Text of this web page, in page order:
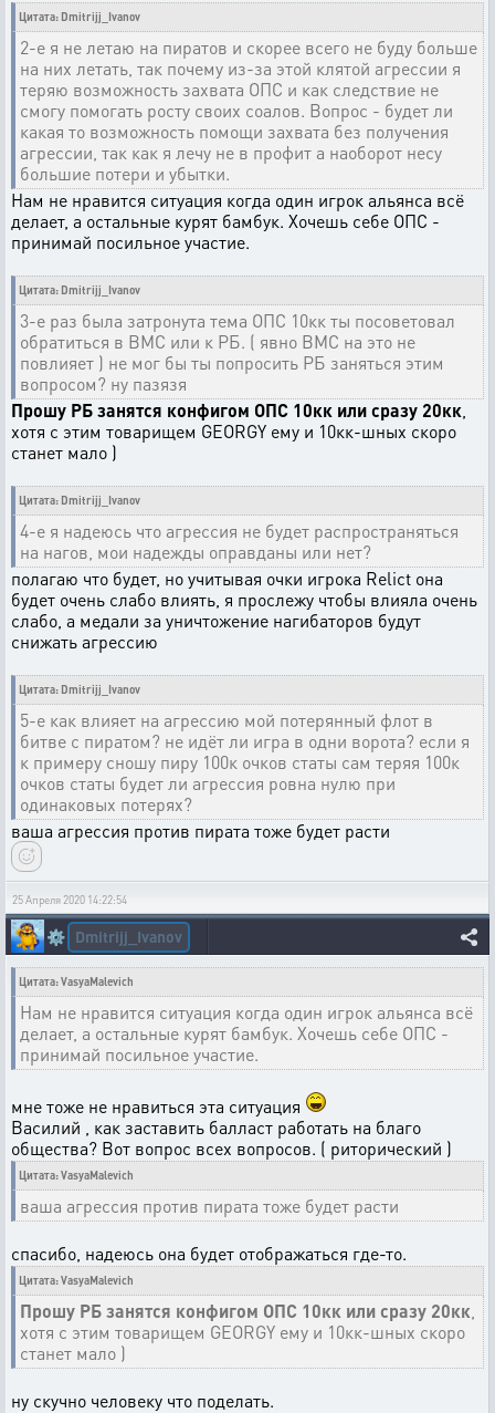
Цитата: Dmitrijj_Ivanov
2-е я не летаю на пиратов и скорее всего не буду больше
на них летать, так почему из-за этой клятой агрессии я
теряю возможность захвата ОПС и как следствие не
смогу помогать росту своих соалов. Вопрос - будет ли
какая то возможность помощи захвата без получения
агрессии, так как я лечу не в профит а наоборот несу
большие потери и убытки.
Нам не нравится ситуация когда один игрок альянса всё
делает, а остальные курят бамбук. Хочешь себе ОПС -
принимай посильное участие.
Цитата: Dmitrijj_Ivanov
3-е раз была затронута тема ОПС 10кк ты посоветовал
обратиться в ВМС или к РБ. ( явно ВМС на это не
повлияет ) не мог бы ты попросить РБ заняться этим
вопросом? ну пазязя
Прошу РБ занятся конфигом ОПС 10кк или сразу 20кк
хотя с этим товарищем GEORGY ему и 10кк-шных скоро
станет мало )
Цитата: Dmitrijj_Ivanov
4-е я надеюсь что агрессия не будет распространяться
на нагов, мои надежды оправданы или нет?
полагаю что будет, но учитывая очки игрока Relict она
будет очень слабо влиять, я прослежу чтобы влияла очень
слабо, а медали за уничтожение нагибаторов будут
снижать агрессию
Цитата: Dmitrijj_Ivanov
5-е как влияет на агрессию мой потерянный флот в
битве с пиратом? не идёт ли игра в одни ворота? если я
к примеру сношу пиру 100к очков статы сам теряя 100к
очков статы будет ли агрессия ровна нулю при
одинаковых потерях?
ваша агрессия против пирата тоже будет расти
25 Апреля 2020 14:22:54
⚙️ Dmitrijj_Ivanov
Цитата: VasyaMalevich
Нам не нравится ситуация когда один игрок альянса всё
делает, а остальные курят бамбук. Хочешь себе ОПС -
принимай посильное участие.
мне тоже не нравиться эта ситуация
Василий , как заставить балласт работать на благо
общества? Вот вопрос всех вопросов. ( риторический )
Цитата: VasyaMalevich
ваша агрессия против пирата тоже будет расти
спасибо, надеюсь она будет отображаться где-то.
Цитата: VasyaMalevich
Прошу РБ занятся конфигом ОПС 10кк или сразу 20кк
хотя с этим товарищем GEORGY ему и 10кк-шных скоро
станет мало )
ну скучно человеку что поделать.